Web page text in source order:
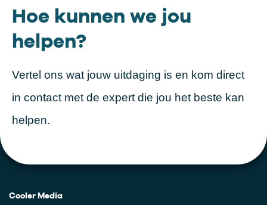
Hoe kunnen we jou
helpen?
Vertel ons wat jouw uitdaging is en kom direct
in contact met de expert die jou het beste kan
helpen.
Cooler Media